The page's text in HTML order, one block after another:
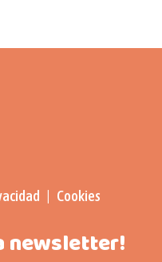
| Cookies
newsletter!